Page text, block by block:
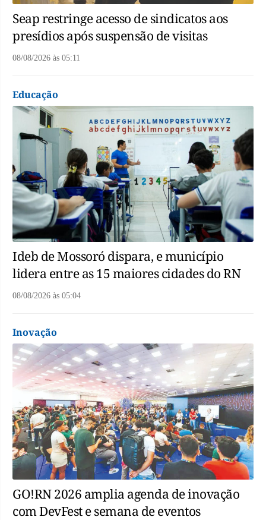
Seap restringe acesso de sindicatos aos
presídios após suspensão de visitas
08/08/2026 às 05:11
Educação
Ideb de Mossoró dispara, e município
lidera entre as 15 maiores cidades do RN
08/08/2026 às 05:04
Inovação
GO!RN 2026 amplia agenda de inovação
com DevFest e semana de eventos